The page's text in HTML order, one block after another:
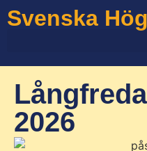
Svenska
2026